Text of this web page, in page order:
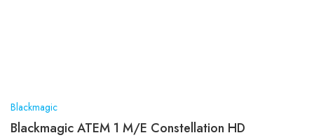
Blackmagic
Blackmagic ATEM 1 M/E Constellation HD